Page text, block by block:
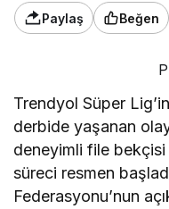
Paylaş Beğen
Trendyol Süper
derbide yaşanan
deneyimli file bekçisi
süreci resmen
Federasyonu’nun